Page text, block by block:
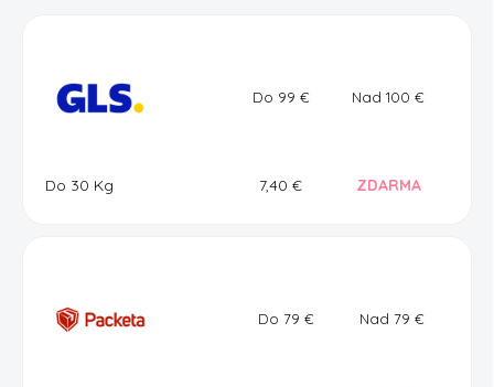
Do 99 € Nad 100 €
Do 30 Kg 7,40 € ZDARMA
Do 79 € Nad 79 €